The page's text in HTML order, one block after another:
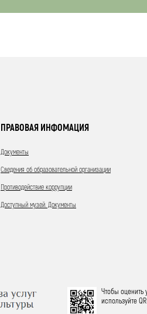
ПРАВОВАЯ ИНФОМАЦИЯ
Документы
Сведения об образовательной организации
Противодействие коррупции
Доступный музей. Документы
Чтобы оценить
используйте